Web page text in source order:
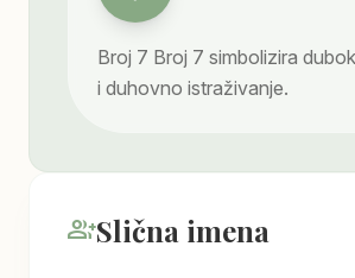
Broj 7 Broj 7 simbolizira
i duhovno istraživanje.
group_addSlična imena